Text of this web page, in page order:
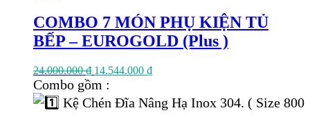
COMBO 7 MÓN PHỤ KIỆN TỦ
BẾP – EUROGOLD (Plus )
24.000.000₫ Giá
gốc
24.000.000 ₫.
14.544.000 ₫Giá
là:
Combo gồm :
Kệ Chén Đĩa Nâng Hạ Inox 304. ( Size 800